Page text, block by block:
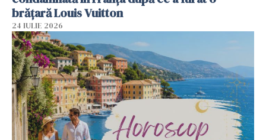
brățară Louis Vuitton
24 IULIE 2026